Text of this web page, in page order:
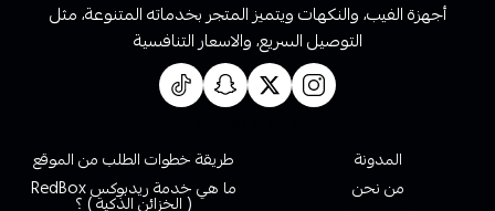
أجهزة الفيب، والنكهات ويتميز المتجر بخدماته المتنوعة، مثل
التوصيل السريع، والاسعار التنافسية
المدونة
من نحن
طريقة خطوات الطلب من الموقع
ما هي خدمة ريدبوكس RedBox
( الخزائن الذكية ) ؟